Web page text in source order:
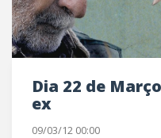
Dia 22 de Março - Café com Filmes -
ex
09/03/12 00:00